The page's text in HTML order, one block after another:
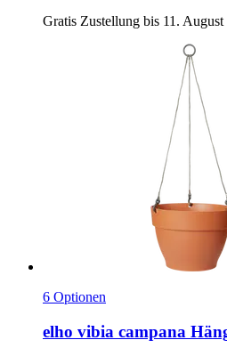
Gratis Zustellung bis 11. August
6 Optionen
elho vibia campana